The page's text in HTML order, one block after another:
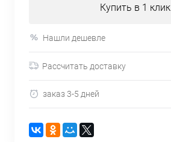
Купить в 1 клик
Нашли дешевле
Рассчитать доставку
заказ 3-5 дней